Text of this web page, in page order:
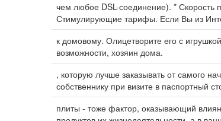
чем любое DSL-соединение). *
Стимулирующие тарифы. Если Вы из
к домовому. Олицетворите его с
возможности, хозяин дома.
, которую лучше заказывать от самого
собственнику при визите в паспортный
плиты - тоже фактор, оказывающий